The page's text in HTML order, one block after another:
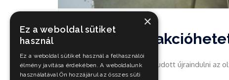
Több oltási
Magyarország elsőként tudott újraindulni az
×
Ez a weboldal sütiket
használ
Ez a weboldal sütiket használ a felhasználói
élmény javítása érdekében. A weboldalunk
használatával Ön hozzájárul az összes süti